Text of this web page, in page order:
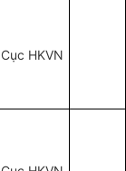
Cục HKVN